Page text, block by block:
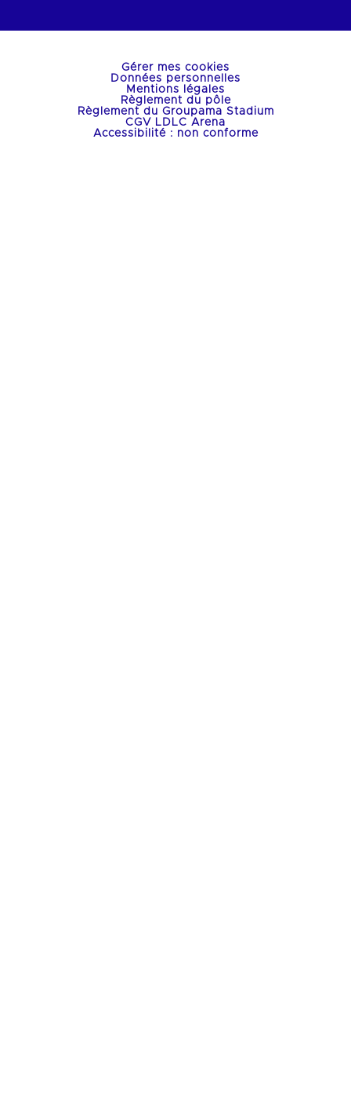
Gérer mes cookies
Données personnelles
Mentions légales
Règlement du pôle
Règlement du Groupama Stadium
CGV LDLC Arena
Accessibilité : non conforme